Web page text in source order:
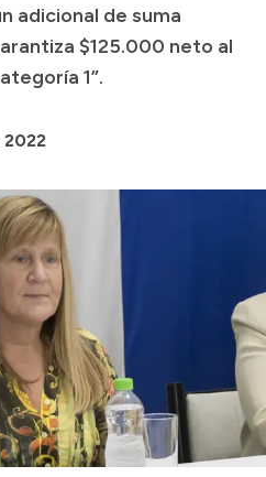
adicional de suma
$125.000 neto al
1”.